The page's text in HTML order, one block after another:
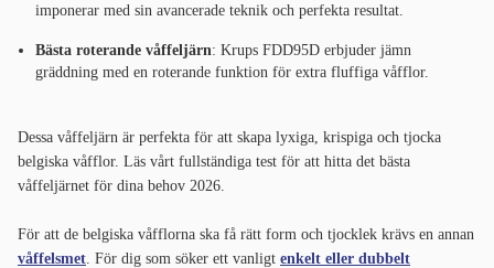
imponerar med sin avancerade teknik och perfekta resultat.
Bästa roterande våffeljärn: Krups FDD95D erbjuder jämn
gräddning med en roterande funktion för extra fluffiga våfflor.
Dessa våffeljärn är perfekta för att skapa lyxiga, krispiga och tjocka
belgiska våfflor. Läs vårt fullständiga test för att hitta det bästa
våffeljärnet för dina behov 2026.
För att de belgiska våfflorna ska få rätt form och tjocklek krävs en annan
våffelsmet . För dig som söker ett vanligt enkelt eller dubbelt